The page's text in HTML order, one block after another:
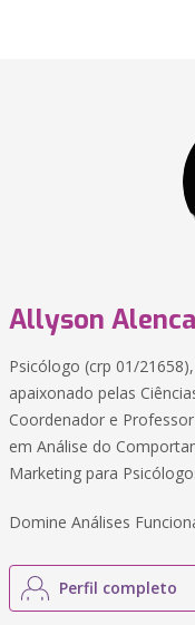
Allyson
Psicólogo (crp 01/
apaixonado pelas
Coordenador e
em Análise do
Marketing para
Domine Análises
Perfil completo